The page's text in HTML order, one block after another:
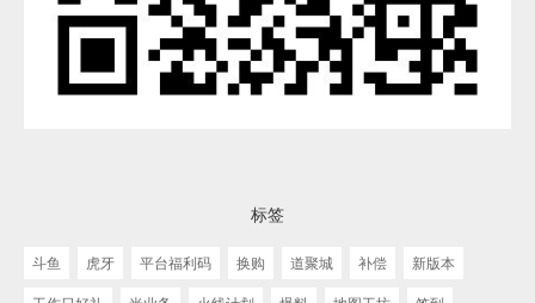
标签
斗鱼 虎牙 平台福利码 换购 道聚城 补偿
新版本